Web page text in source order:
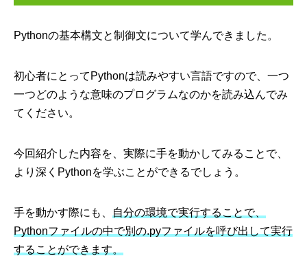
Pythonの基本構文と制御文について学んできました。
初心者にとってPythonは読みやすい言語ですので、一つ
一つどのような意味のプログラムなのかを読み込んでみ
てください。
今回紹介した内容を、実際に手を動かしてみることで、
より深くPythonを学ぶことができるでしょう。
手を動かす際にも、
自分の環境で実行することで、
Pythonファイルの中で別の.pyファイルを呼び出して実行
することができます。